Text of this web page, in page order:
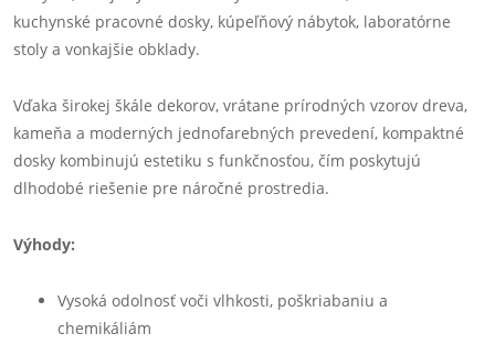
kuchynské pracovné dosky, kúpeľňový nábytok, laboratórne
stoly a vonkajšie obklady.
Vďaka širokej škále dekorov, vrátane prírodných vzorov dreva,
kameňa a moderných jednofarebných prevedení, kompaktné
dosky kombinujú estetiku s funkčnosťou, čím poskytujú
dlhodobé riešenie pre náročné prostredia.
Výhody:
Vysoká odolnosť voči vlhkosti, poškriabaniu a
chemikáliám